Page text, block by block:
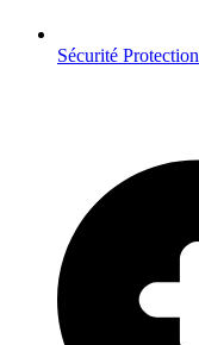
Sécurité